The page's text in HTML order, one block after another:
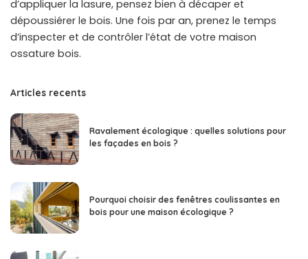
d’appliquer la lasure, pensez bien à décaper et
dépoussiérer le bois. Une fois par an, prenez le temps
d’inspecter et de contrôler l’état de votre maison
ossature bois.
Articles recents
Ravalement écologique : quelles solutions pour
les façades en bois ?
Pourquoi choisir des fenêtres coulissantes en
bois pour une maison écologique ?